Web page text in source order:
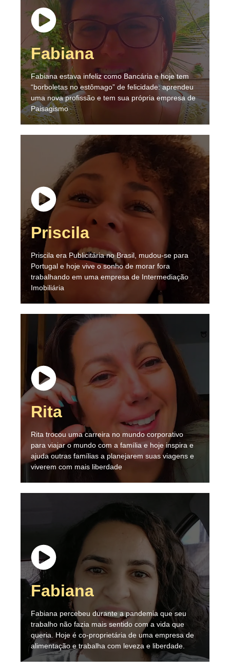
Fabiana
Fabiana estava infeliz como Bancária e hoje tem
“borboletas no estômago” de felicidade: aprendeu
uma nova profissão e tem sua própria empresa de
Paisagismo
Priscila
Priscila era Publicitária no Brasil, mudou-se para
Portugal e hoje vive o sonho de morar fora
trabalhando em uma empresa de Intermediação
Imobiliária
Rita
Rita trocou uma carreira no mundo corporativo
para viajar o mundo com a família e hoje inspira e
ajuda outras famílias a planejarem suas viagens e
viverem com mais liberdade
Fabiana
Fabiana percebeu durante a pandemia que seu
trabalho não fazia mais sentido com a vida que
queria. Hoje é co-proprietária de uma empresa de
alimentação e trabalha com leveza e liberdade.